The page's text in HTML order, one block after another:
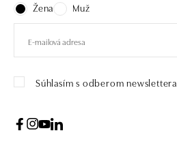
Žena
Muž
Súhlasím s odberom newslettera